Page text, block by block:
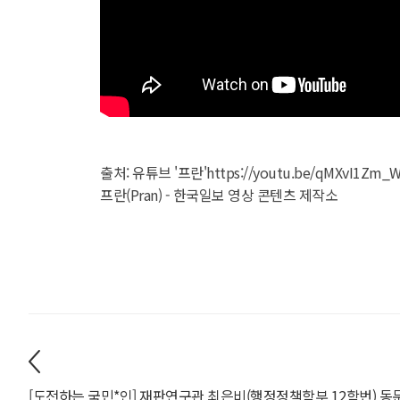
출처: 유튜브 '프란'https://youtu.be/
프란(Pran) - 한국일보 영상 콘텐츠 제작소
[도전하는 국민*인] 재판연구관 최은비(행정정책학부 12학번) 동